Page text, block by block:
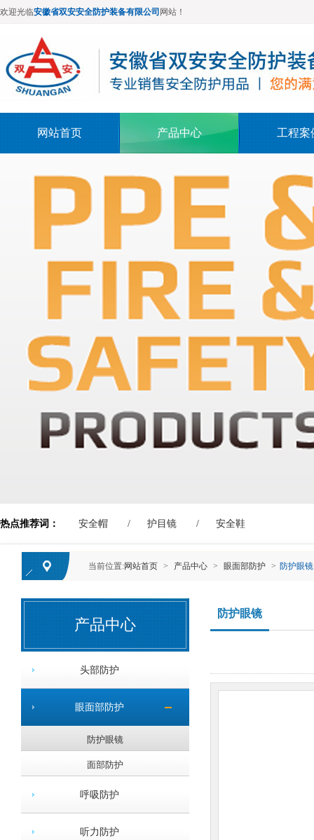
欢迎光临安徽省双安安全防护装备有限公司 网站！
网站首页 产品中心 工程案
热点推荐词： 安全帽 护目镜 安全鞋
当前位置:网站首页 > 产品中心 > 眼面部防护 > 防护眼镜
产品中心
头部防护
眼面部防护
防护眼镜
面部防护
呼吸防护
听力防护
防护眼镜